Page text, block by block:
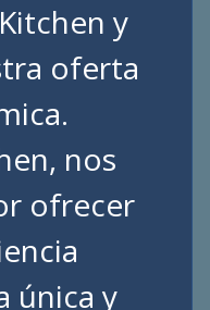
y
oferta
nos
ofrecer
única y